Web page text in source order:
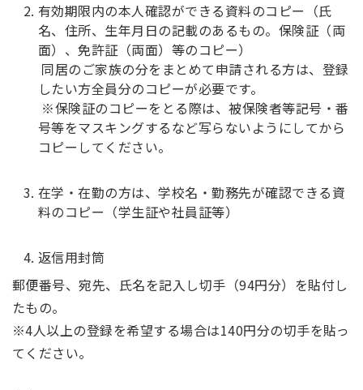
有効期限内の本人確認ができる資料のコピー（氏
名、住所、生年月日の記載のあるもの。保険証（両
面）、免許証（両面）等のコピー）
同居のご家族の分をまとめて申請される方は、登録
したい方全員分のコピーが必要です。
※保険証のコピーをとる際は、被保険者等記号・番
号等をマスキングするなど写らないようにしてから
コピーしてください。
在学・在勤の方は、学校名・勤務先が確認できる資
料のコピー（学生証や社員証等）
返信用封筒
郵便番号、宛先、氏名を記入し切手（94円分）を貼付し
たもの。
※4人以上の登録を希望する場合は140円分の切手を貼っ
てください。